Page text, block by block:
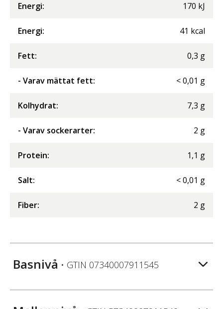
Energi: 170 kJ
Energi: 41 kcal
Fett: 0,3 g
- Varav mättat fett: <0,01 g
Kolhydrat: 7,3 g
- Varav sockerarter: 2 g
Protein: 1,1 g
Salt: <0,01 g
Fiber: 2 g
Basnivå • GTIN 07340007911545